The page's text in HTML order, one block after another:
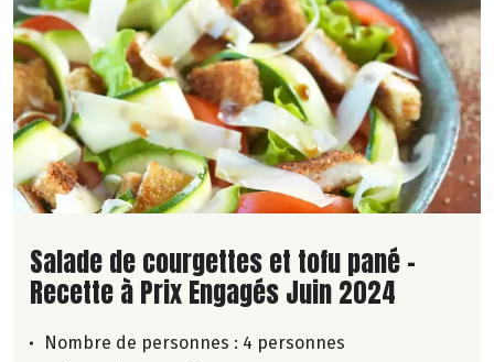
Lire la suite de la recette
Salade de courgettes et tofu pané -
Recette à Prix Engagés Juin 2024
Nombre de personnes : 4 personnes